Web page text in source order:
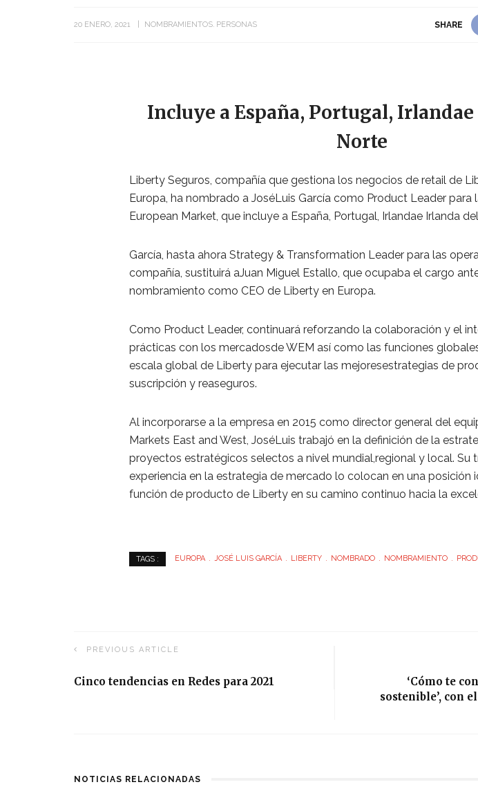
20 ENERO, 2021 NOMBRAMIENTOS PERSONAS SHARE
Incluye a España, Portugal,
Norte
Liberty Seguros, compañía que gestiona los negocios de retail de
Europa, ha nombrado a JoséLuis García como Product Leader para
European Market, que incluye a España, Portugal, Irlandae Irlanda
García, hasta ahora Strategy & Transformation Leader para las
compañía, sustituirá aJuan Miguel Estallo, que ocupaba el cargo
nombramiento como CEO de Liberty en Europa.
Como Product Leader, continuará reforzando la colaboración y el
prácticas con los mercadosde WEM así como las funciones
escala global de Liberty para ejecutar las mejoresestrategias de
suscripción y reaseguros.
Al incorporarse a la empresa en 2015 como director general del
Markets East and West, JoséLuis trabajó en la definición de la
proyectos estratégicos selectos a nivel mundial,regional y local. Su
experiencia en la estrategia de mercado lo colocan en una posición
función de producto de Liberty en su camino continuo hacia la
TAGS : EUROPA JOSÉ LUIS GARCÍA LIBERTY NOMBRADO NOMBRAMIENTO
PREVIOUS ARTICLE
Cinco tendencias en Redes para 2021
‘Cómo te
sostenible’, con
NOTICIAS RELACIONADAS